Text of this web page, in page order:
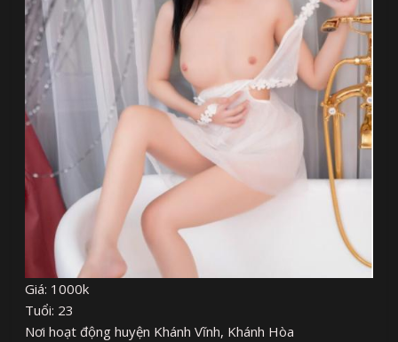
Giá: 1000k
Tuổi: 23
Nơi hoạt động huyện Khánh Vĩnh, Khánh Hòa